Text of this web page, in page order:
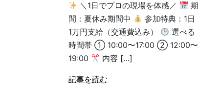
＼1日でプロの現場を体感／
期
間：夏休み期間中
参加特典：1日
1万円支給（交通費込み）
選べる
時間帯 ① 10:00〜17:00 ② 12:00〜
19:00
内容 […]
記事を読む